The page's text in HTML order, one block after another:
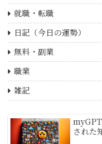
就職・転職
日記（今日の運勢）
無料・副業
職業
雑記
された